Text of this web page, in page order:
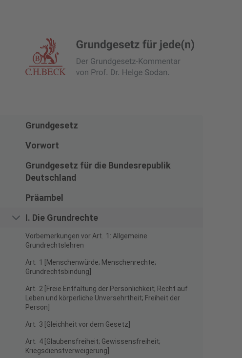
Zur Startseite navigieren
Grundgesetz
Vorwort
Grundgesetz für die Bundesrepublik
Deutschland
Präambel
I. Die Grundrechte
Vorbemerkungen vor Art. 1: Allgemeine
Grundrechtslehren
Art. 1 [Menschenwürde; Menschenrechte;
Grundrechtsbindung]
Art. 2 [Freie Entfaltung der Persönlichkeit; Recht auf
Leben und körperliche Unversehrtheit; Freiheit der
Person]
Art. 3 [Gleichheit vor dem Gesetz]
Art. 4 [Glaubensfreiheit; Gewissensfreiheit;
Kriegsdienstverweigerung]